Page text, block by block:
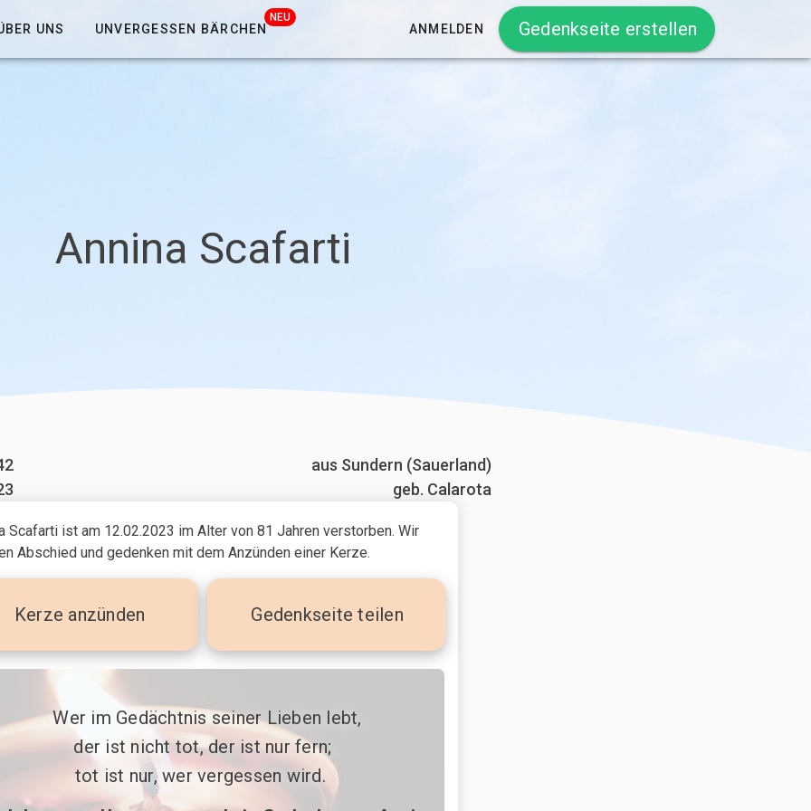
UNS UNVERGESSEN BÄRCHEN
NEU
ANMELDEN Gedenkseite erstellen
Annina Scafarti
aus Sundern (Sauerland)
geb. Calarota
Scafarti ist am 12.02.2023 im Alter von 81 Jahren verstorben. Wir
Abschied und gedenken mit dem Anzünden einer Kerze.
Kerze anzünden Gedenkseite teilen
Wer im Gedächtnis seiner Lieben lebt,
der ist nicht tot, der ist nur fern;
tot ist nur, wer vergessen wird.